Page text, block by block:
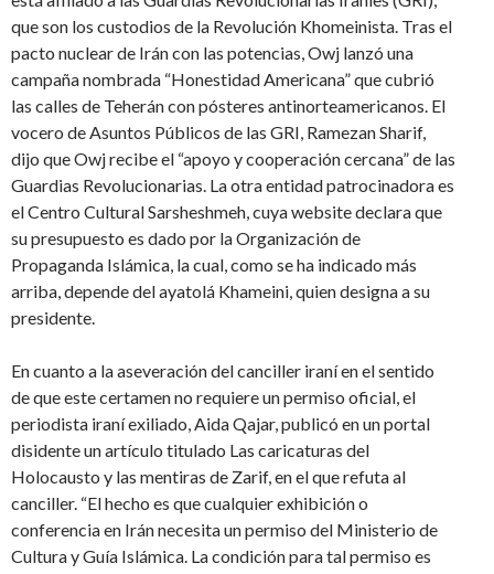
que son los custodios de la Revolución Khomeinista. Tras el
pacto nuclear de Irán con las potencias, Owj lanzó una
campaña nombrada “Honestidad Americana” que cubrió
las calles de Teherán con pósteres antinorteamericanos. El
vocero de Asuntos Públicos de las GRI, Ramezan Sharif,
dijo que Owj recibe el “apoyo y cooperación cercana” de las
Guardias Revolucionarias. La otra entidad patrocinadora es
el Centro Cultural Sarsheshmeh, cuya website declara que
su presupuesto es dado por la Organización de
Propaganda Islámica, la cual, como se ha indicado más
arriba, depende del ayatolá Khameini, quien designa a su
presidente.
En cuanto a la aseveración del canciller iraní en el sentido
de que este certamen no requiere un permiso oficial, el
periodista iraní exiliado, Aida Qajar, publicó en un portal
disidente un artículo titulado Las caricaturas del
Holocausto y las mentiras de Zarif, en el que refuta al
canciller. “El hecho es que cualquier exhibición o
conferencia en Irán necesita un permiso del Ministerio de
Cultura y Guía Islámica. La condición para tal permiso es